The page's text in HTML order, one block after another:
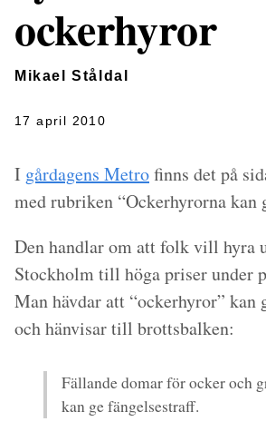
ockerhyror
Mikael Ståldal
17 april 2010
I gårdagens Metrofinns det på
med rubriken “Ockerhyrorna kan
Den handlar om att folk vill hyra
Stockholm till höga priser under
Man hävdar att “ockerhyror” kan
och hänvisar till brottsbalken:
Fällande domar för ocker och
kan ge fängelsestraff.